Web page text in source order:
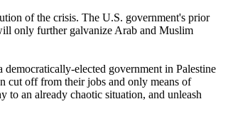
of the crisis. The U.S. government's prior
only further galvanize Arab and Muslim
elected government in Palestine
cut off from their jobs and only means of
an already chaotic situation, and unleash